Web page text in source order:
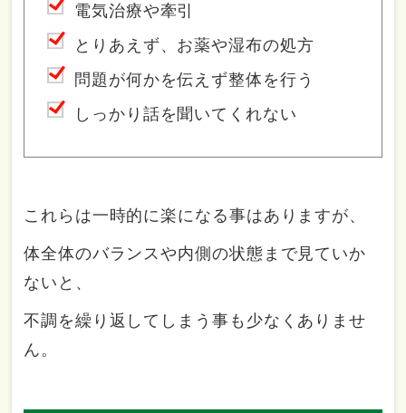
電気治療や牽引
とりあえず、お薬や湿布の処方
問題が何かを伝えず整体を行う
しっかり話を聞いてくれない
これらは一時的に楽になる事はありますが、
体全体のバランスや内側の状態まで見ていか
ないと、
不調を繰り返してしまう事も少なくありませ
ん。